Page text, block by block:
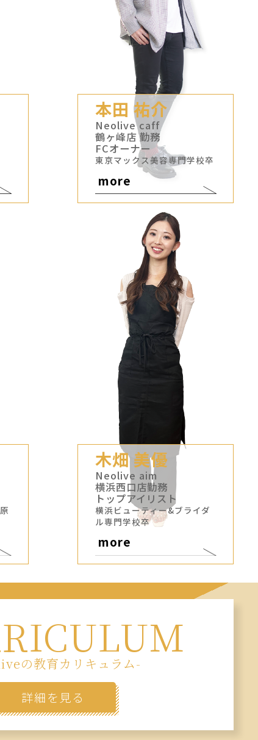
本田 祐介
Neolive caff
鶴ヶ峰店 勤務
FCオーナー
東京マックス美容専門学校卒
more
木畑 美優
Neolive aim
横浜西口店勤務
トップアイリスト
横浜ビューティー&ブライダ
ル専門学校卒
more
の教育カリキュラム-
詳細を見る